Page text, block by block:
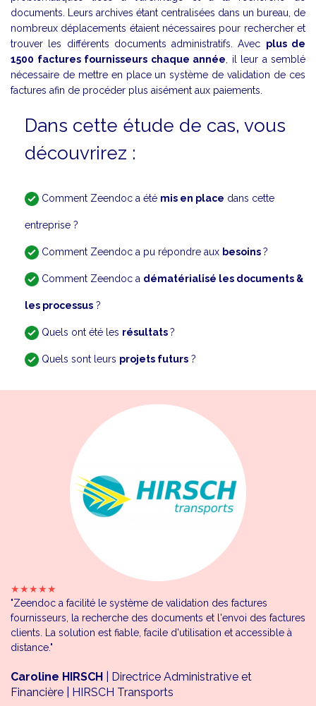
documents. Leurs archives étant centralisées dans un bureau, de
nombreux déplacements étaient nécessaires pour rechercher et
trouver les différents documents administratifs. Avec plus de
1500 factures fournisseurs chaque année , il leur a semblé
nécessaire de mettre en place un système de validation de ces
factures afin de procéder plus aisément aux paiements.
Dans cette étude de cas, vous
découvrirez :
Comment Zeendoc a été mis en place dans cette
entreprise ?
Comment Zeendoc a pu répondre aux besoins?
Comment Zeendoc a dématérialisé les documents &
les processus ?
Quels ont été les résultats?
Quels sont leurs projets futurs ?
★★★★★
"Zeendoc a facilité le système de validation des factures
fournisseurs, la recherche des documents et l'envoi des factures
clients. La solution est fiable, facile d'utilisation et accessible à
distance."
Caroline HIRSCH
| Directrice Administrative et
Financière | HIRSCH Transports